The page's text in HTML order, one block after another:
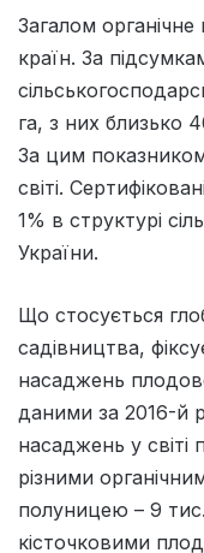
Загалом
країн. За
га, з них близько
За цим
світі.
1% в структурі
України.
Що стосується
садівництва,
насаджень
даними за 2016-й
насаджень у
різними
полуницею – 9
кісточковими